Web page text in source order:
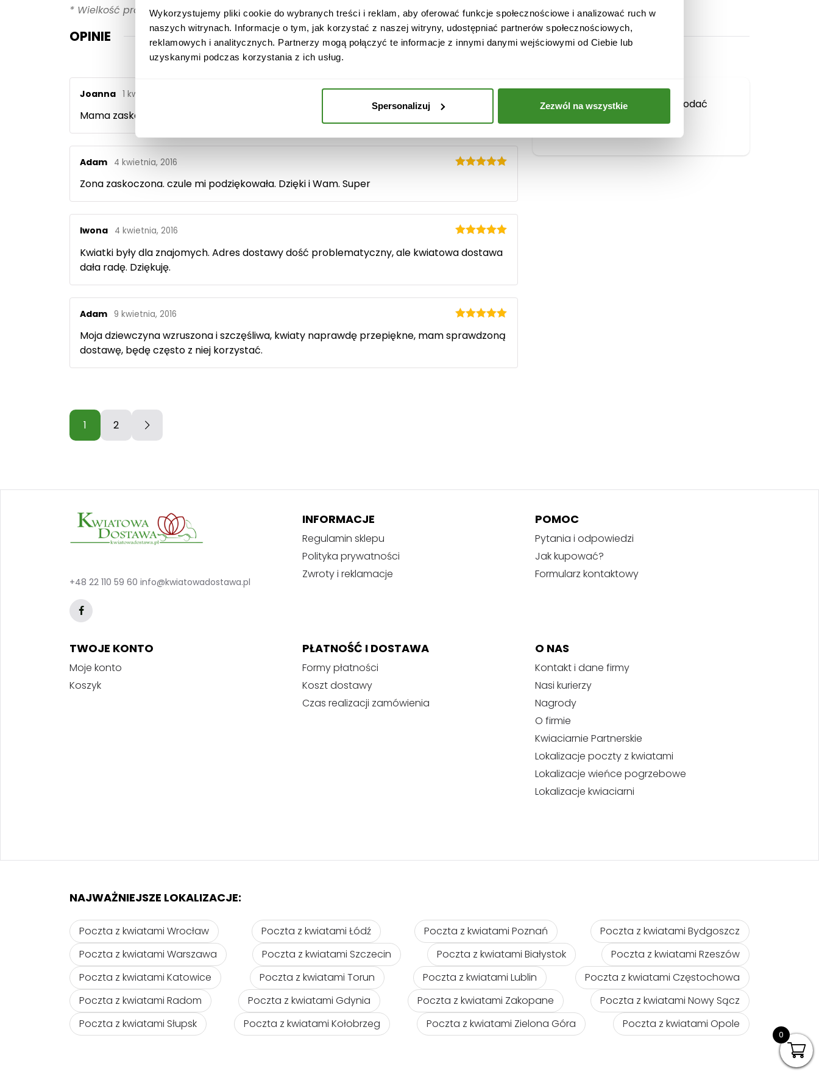
Wykorzystujemy pliki cookie do wybranych treści i reklam, aby oferować funkcje społecznościowe i analizować ruch w
naszych witrynach. Informacje o tym, jak korzystać z naszej witryny, udostępniać partnerów społecznościowych,
reklamowych i analitycznych. Partnerzy mogą połączyć te informacje z innymi danymi wejściowymi od Ciebie lub
uzyskanymi podczas korzystania z ich usług.
Spersonalizuj Zezwól na wszystkie
s
n
a
* Wielkość produktu: na zdjęciu głównym przedstawiony jest produkt bardzo duży.
OPINIE
Joanna 1 kwietnia, 2016
Mama zaskoczona i zachwycona. Kwiaty rewelacyjne. Polecam Aśka.
Adam 4 kwietnia, 2016
Zona zaskoczona. czule mi podziękowała. Dzięki i Wam. Super
na 5
Iwona 4 kwietnia, 2016
Kwiatki były dla znajomych. Adres dostawy dość problematyczny, ale kwiatowa dostawa
dała radę. Dziękuję.
na 5
Adam 9 kwietnia, 2016
Moja dziewczyna wzruszona i szczęśliwa, kwiaty naprawdę przepiękne, mam sprawdzoną
dostawę, będę często z niej korzystać.
1 2
Musisz sięzalogować
, aby dodać
+48 22 110 59 60 info@kwiatowadostawa.pl
INFORMACJE
Regulamin sklepu
Polityka prywatności
Zwroty i reklamacje
POMOC
Pytania i odpowiedzi
Jak kupować?
Formularz kontaktowy
TWOJE KONTO
Moje konto
Koszyk
PŁATNOŚĆ I DOSTAWA
Formy płatności
Koszt dostawy
Czas realizacji zamówienia
O NAS
Kontakt i dane firmy
Nasi kurierzy
Nagrody
O firmie
Kwiaciarnie Partnerskie
Lokalizacje poczty z kwiatami
Lokalizacje wieńce pogrzebowe
Lokalizacje kwiaciarni
NAJWAŻNIEJSZE LOKALIZACJE:
Poczta z kwiatami Wrocław Poczta z kwiatami Łódź Poczta z kwiatami Poznań
Poczta z kwiatami Bydgoszcz
Poczta z kwiatami Warszawa
Poczta z kwiatami Szczecin Poczta z kwiatami Białystok
Poczta z kwiatami Rzeszów
Poczta z kwiatami Katowice
Poczta z kwiatami Torun Poczta z kwiatami Lublin
Poczta z kwiatami Częstochowa
Poczta z kwiatami Radom
Poczta z kwiatami Gdynia Poczta z kwiatami Zakopane
Poczta z kwiatami Nowy Sącz
Poczta z kwiatami Słupsk
Poczta z kwiatami Kołobrzeg Poczta z kwiatami Zielona Góra Poczta z kwiatami Opole
0